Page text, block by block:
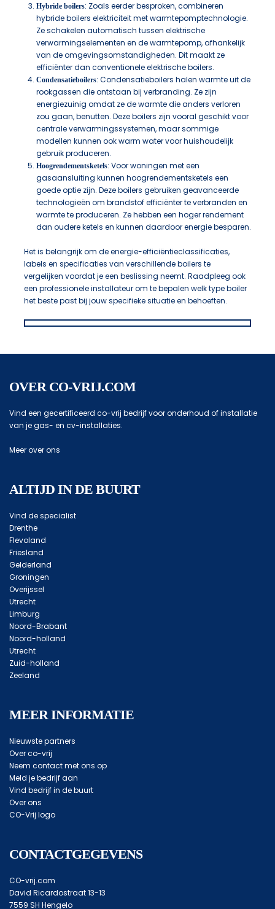
Hybride boilers: Zoals eerder besproken, combineren
hybride boilers elektriciteit met warmtepomptechnologie.
Ze schakelen automatisch tussen elektrische
verwarmingselementen en de warmtepomp, afhankelijk
van de omgevingsomstandigheden. Dit maakt ze
efficiënter dan conventionele elektrische boilers.
Condensatieboilers: Condensatieboilers halen warmte uit de
rookgassen die ontstaan bij verbranding. Ze zijn
energiezuinig omdat ze de warmte die anders verloren
zou gaan, benutten. Deze boilers zijn vooral geschikt voor
centrale verwarmingssystemen, maar sommige
modellen kunnen ook warm water voor huishoudelijk
gebruik produceren.
Hoogrendementsketels: Voor woningen met een
gasaansluiting kunnen hoogrendementsketels een
goede optie zijn. Deze boilers gebruiken geavanceerde
technologieën om brandstof efficiënter te verbranden en
warmte te produceren. Ze hebben een hoger rendement
dan oudere ketels en kunnen daardoor energie besparen.
Het is belangrijk om de energie-efficiëntieclassificaties,
labels en specificaties van verschillende boilers te
vergelijken voordat je een beslissing neemt. Raadpleeg ook
een professionele installateur om te bepalen welk type boiler
het beste past bij jouw specifieke situatie en behoeften.
OVER CO-VRIJ.COM
Vind een gecertificeerd co-vrij bedrijf voor onderhoud of installatie
van je gas- en cv-installaties.
Meer over ons
ALTIJD IN DE BUURT
Vind de specialist
Drenthe
Flevoland
Friesland
Gelderland
Groningen
Overijssel
Utrecht
Limburg
Noord-Brabant
Noord-holland
Utrecht
Zuid-holland
Zeeland
MEER INFORMATIE
Nieuwste partners
Over co-vrij
Neem contact met ons op
Meld je bedrijf aan
Vind bedrijf in de buurt
Over ons
CO-Vrij logo
CONTACTGEGEVENS
CO-vrij.com
David Ricardostraat 13-13
7559 SH Hengelo